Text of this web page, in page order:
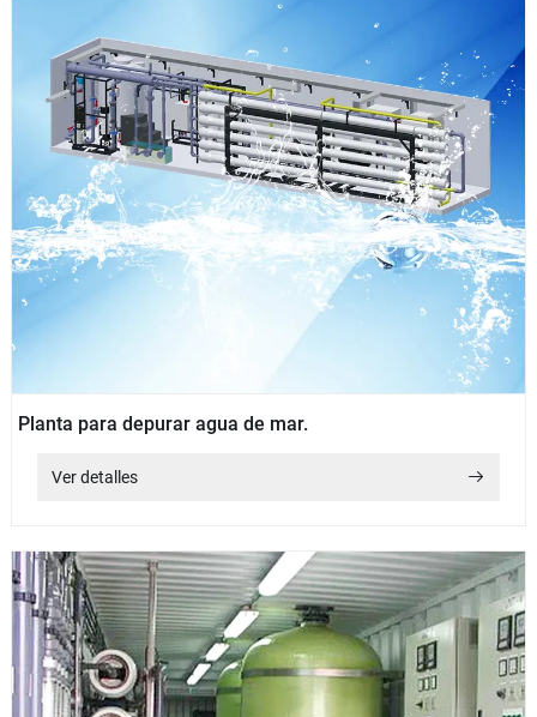
Planta para depurar agua de mar.
Ver detalles